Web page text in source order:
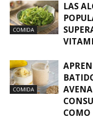
COMIDA
LAS
COMIDA
COMO